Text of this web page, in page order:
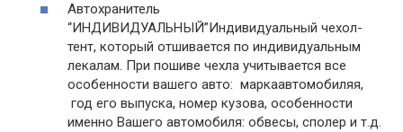
Автохранитель
“ИНДИВИДУАЛЬНЫЙ”Индивидуальный чехол-
тент, который отшивается по индивидуальным
лекалам. При пошиве чехла учитывается все
особенности вашего авто: маркаавтомобиляя,
год его выпуска, номер кузова, особенности
именно Вашего автомобиля: обвесы, сполер и т.д.